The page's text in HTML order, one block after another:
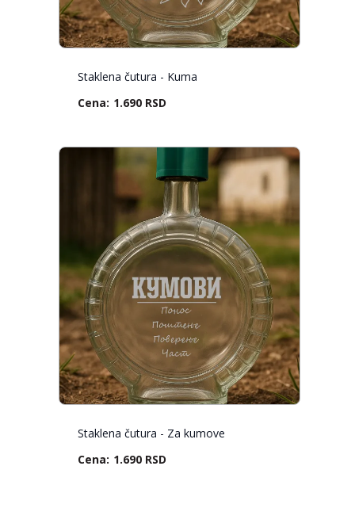
Staklena čutura - Kuma
1.690 RSD
Staklena čutura - Za kumove
1.690 RSD